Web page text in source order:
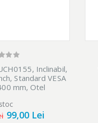
Inclinabil,
Standard VESA
mm, Otel
99,00 Lei